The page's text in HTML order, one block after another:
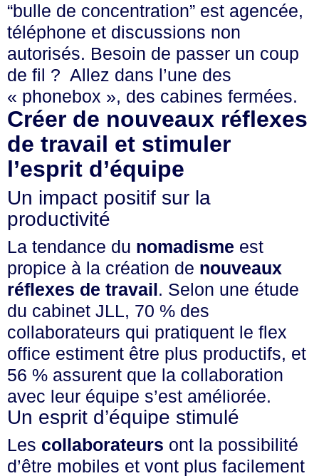
“bulle de concentration” est agencée,
téléphone et discussions non
autorisés. Besoin de passer un coup
de fil ? Allez dans l’une des
« phonebox », des cabines fermées.
Créer de nouveaux réflexes
de travail et stimuler
l’esprit d’équipe
Un impact positif sur la
productivité
La tendance du nomadisme est
propice à la création de nouveaux
réflexes de travail. Selon une étude
du cabinet JLL, 70 % des
collaborateurs qui pratiquent le flex
office estiment être plus productifs, et
56 % assurent que la collaboration
avec leur équipe s’est améliorée.
Un esprit d’équipe stimulé
Les collaborateurs ont la possibilité
d’être mobiles et vont plus facilement